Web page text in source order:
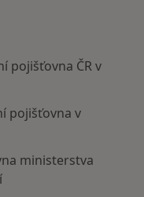
pojišťovna ČR v
pojišťovna v
ministerstva